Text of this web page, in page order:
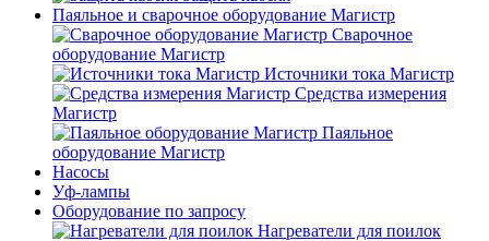
Паяльное и сварочное оборудование Магистр
Сварочное
оборудование Магистр
Источники тока Магистр
Средства измерения
Магистр
Паяльное
оборудование Магистр
Насосы
Уф-лампы
Оборудование по запросу
Нагреватели для поилок